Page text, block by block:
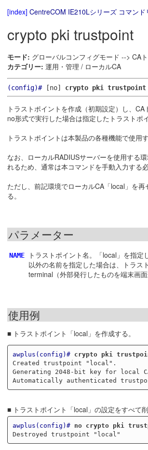
[index] CentreCOM IE210Lシリーズ コマン
crypto pki trustpoint
モード: グローバルコンフィグモード --> CA
カテゴリー: 運用・管理 / ローカルCA
(config)#[no] crypto pki trustpoint
トラストポイントを作成（初期設定）し、
no形式で実行した場合は指定したトラストポ
トラストポイントは本製品の各種機能で使用
なお、ローカルRADIUSサーバーを使用する環
れるため、通常は本コマンドを手動入力する
ただし、前記環境でローカルCA「local」を
る。
パラメーター
NAME
トラストポイント名。「local」を指
以外の名前を指定した場合は、トラス
terminal（外部発行したものを端末画
使用例
■ トラストポイント「local」を作成する。
awplus(config)# crypto pki
Created trustpoint "local".
Generating 2048-bit key for local
■ トラストポイント「local」の設定をすべて
awplus(config)# no crypto pki